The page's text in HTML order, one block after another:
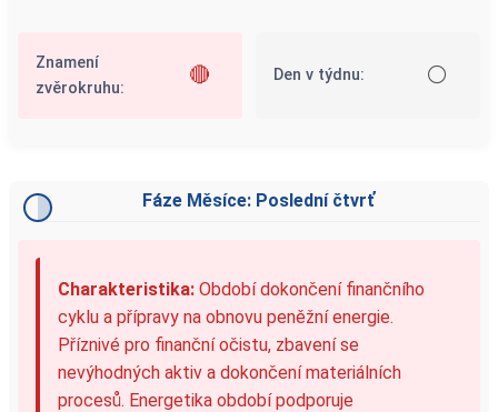
Znamení
zvěrokruhu:
🔴 Den v týdnu: ⚪
Fáze Měsíce: Poslední čtvrť
Charakteristika: Období dokončení finančního
cyklu a přípravy na obnovu peněžní energie.
Příznivé pro finanční očistu, zbavení se
nevýhodných aktiv a dokončení materiálních
procesů. Energetika období podporuje